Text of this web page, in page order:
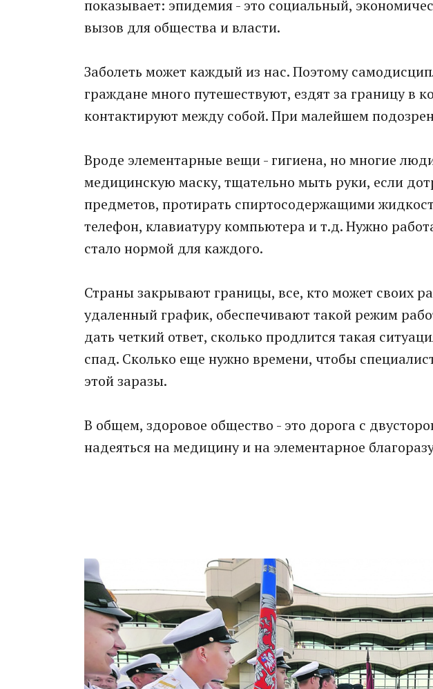
показывает: эпидемия - это социальный,
вызов для общества и власти.
Заболеть может каждый из нас. Поэтому
граждане много путешествуют, ездят за границу в
контактируют между собой. При малейшем
Вроде элементарные вещи - гигиена, но многие
медицинскую маску, тщательно мыть руки, если
предметов, протирать спиртосодержащими
телефон, клавиатуру компьютера и т.д. Нужно
стало нормой для каждого.
Страны закрывают границы, все, кто может своих
удаленный график, обеспечивают такой режим
дать четкий ответ, сколько продлится такая
спад. Сколько еще нужно времени, чтобы
этой заразы.
В общем, здоровое общество - это дорога с
надеяться на медицину и на элементарное